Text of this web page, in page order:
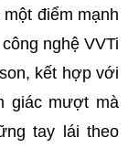
điểm mạnh
nghệ VVTi
kết hợp với
giác mượt mà
tay lái theo